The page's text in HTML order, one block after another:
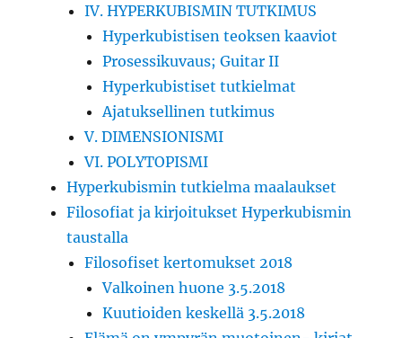
IV. HYPERKUBISMIN TUTKIMUS
Hyperkubistisen teoksen kaaviot
Prosessikuvaus; Guitar II
Hyperkubistiset tutkielmat
Ajatuksellinen tutkimus
V. DIMENSIONISMI
VI. POLYTOPISMI
Hyperkubismin tutkielma maalaukset
Filosofiat ja kirjoitukset Hyperkubismin
taustalla
Filosofiset kertomukset 2018
Valkoinen huone 3.5.2018
Kuutioiden keskellä 3.5.2018